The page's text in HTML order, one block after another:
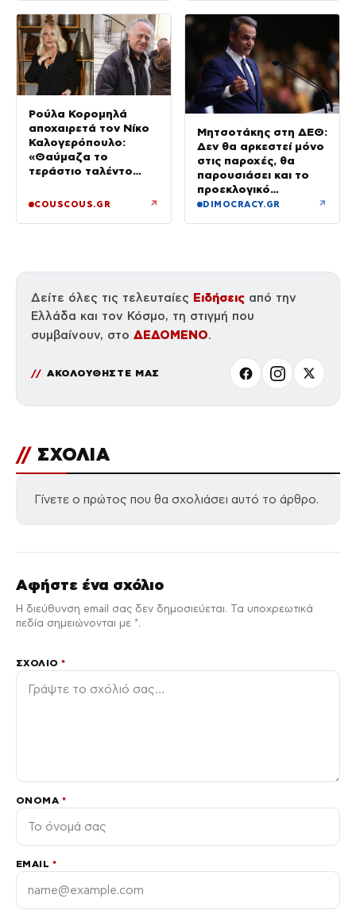
Ρούλα Κορομηλά
αποχαιρετά τον Νίκο
Καλογερόπουλο:
«Θαύμαζα το
τεράστιο ταλέντο
COUSCOUS.GR ↗
Μητσοτάκης στη ΔΕΘ:
Δεν θα αρκεστεί μόνο
στις παροχές, θα
παρουσιάσει και το
προεκλογικό
πρόγραμμα της ΝΔ
DIMOCRACY.GR ↗
Δείτε όλες τις τελευταίες Ειδήσεις από την
Ελλάδα και τον Κόσμο, τη στιγμή που
συμβαίνουν, στο ΔΕΔΟΜΕΝΟ.
ΑΚΟΛΟΥΘΗΣΤΕ ΜΑΣ
// ΣΧΟΛΙΑ
Γίνετε ο πρώτος που θα σχολιάσει αυτό το άρθρο.
Αφήστε ένα σχόλιο
Η διεύθυνση email σας δεν δημοσιεύεται. Τα υποχρεωτικά
πεδία σημειώνονται με *.
ΣΧΌΛΙΟ*
ΌΝΟΜΑ *
EMAIL *